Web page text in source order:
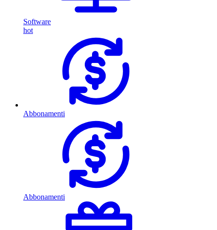
Software
hot
Abbonamenti
Abbonamenti